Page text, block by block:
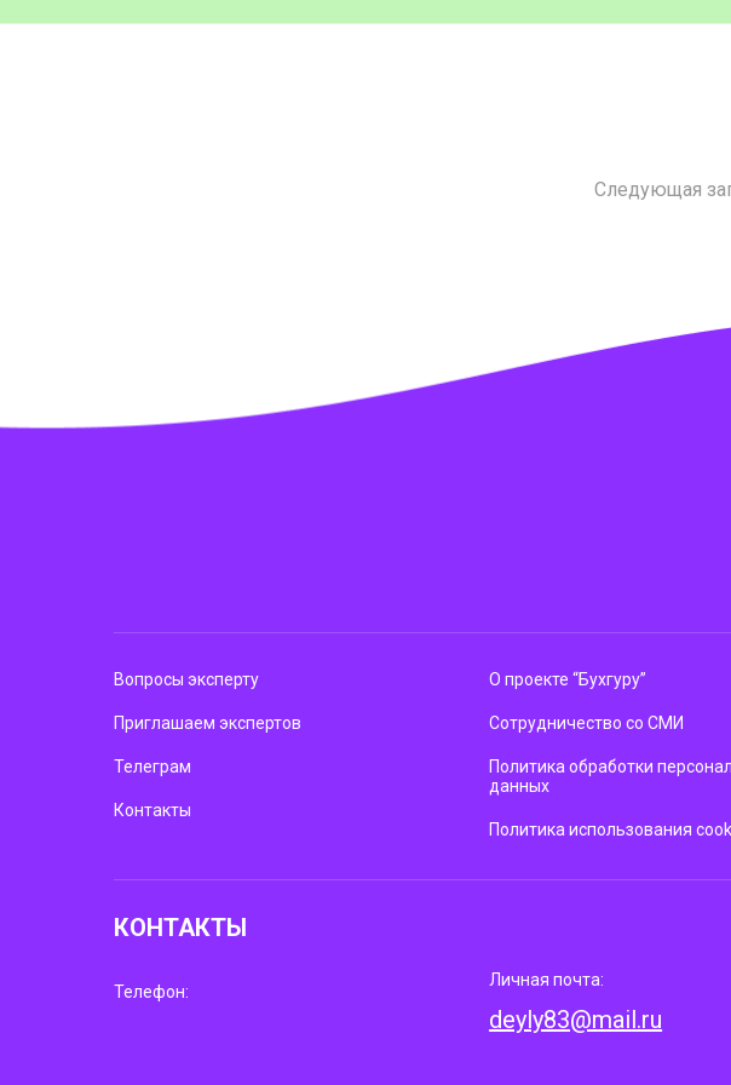
Следующая
Вопросы эксперту
Приглашаем экспертов
Телеграм
Контакты
О проекте “Бухгуру”
Сотрудничество со СМИ
Политика обработки
данных
Политика использования
КОНТАКТЫ
Телефон:
Личная почта:
deyly83@mail.ru